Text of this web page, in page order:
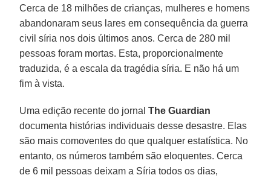
Cerca de 18 milhões de crianças, mulheres e homens
abandonaram seus lares em consequência da guerra
civil síria nos dois últimos anos. Cerca de 280 mil
pessoas foram mortas. Esta, proporcionalmente
traduzida, é a escala da tragédia síria. E não há um
fim à vista.
Uma edição recente do jornalThe Guardian
documenta histórias individuais desse desastre. Elas
são mais comoventes do que qualquer estatística. No
entanto, os números também são eloquentes. Cerca
de 6 mil pessoas deixam a Síria todos os dias,